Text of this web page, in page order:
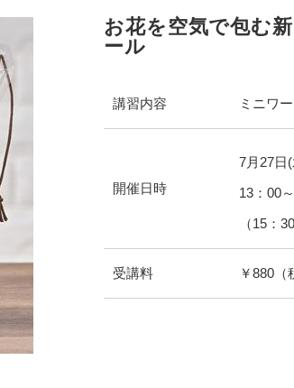
お花を空気で包む
ール
講習内容 ミニワ
開催日時
7月 27日
13：00
（15：
受講料 ￥880